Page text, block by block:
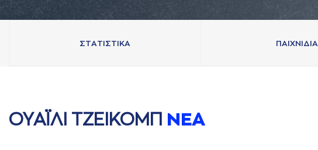
ΣΤAΤΙΣΤΙΚA ΠAΙΧΝΙΔΙA
ΟΥAΪΛΙ ΤΖΕΙΚΟΜΠ ΝΕA